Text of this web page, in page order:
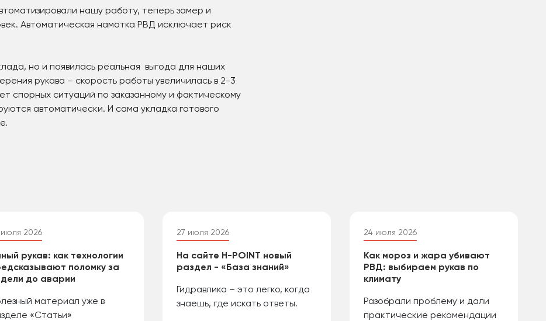
нашу работу, теперь замер и
Автоматическая намотка РВД исключает риск
но и появилась реальная выгода для наших
рукава – скорость работы увеличилась в 2-3
спорных ситуаций по заказанному и фактическому
автоматически. И сама укладка готового
июля 2026
рукав: как технологии
поломку за
до аварии
материал уже в
«Статьи»
27 июля 2026
На сайте H-POINT новый
раздел - «База знаний»
Гидравлика – это легко, когда
знаешь, где искать ответы.
24 июля 2026
Как мороз и жара убивают
РВД: выбираем рукав по
климату
Разобрали проблему и дали
практические рекомендации